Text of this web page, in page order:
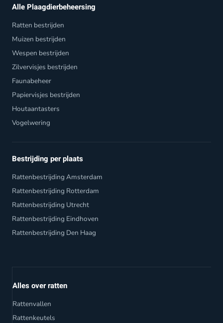
Alle Plaagdierbeheersing
Ratten bestrijden
Muizen bestrijden
Wespen bestrijden
Zilvervisjes bestrijden
Faunabeheer
Papiervisjes bestrijden
Houtaantasters
Vogelwering
Bestrijding per plaats
Rattenbestrijding Amsterdam
Rattenbestrijding Rotterdam
Rattenbestrijding Utrecht
Rattenbestrijding Eindhoven
Rattenbestrijding Den Haag
Alles over ratten
Rattenvallen
Rattenkeutels